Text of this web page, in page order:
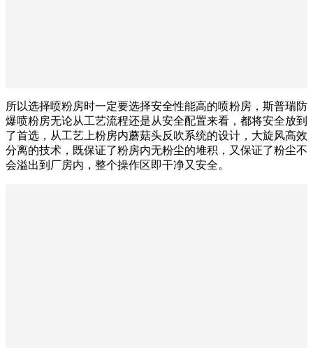
所以选择喷粉房时一定要选择安全性能高的喷粉房，斯普瑞防
爆喷粉房无论从工艺流程还是从安全配置来看，都将安全放到
了首选，从工艺上粉房内蘑菇头反吹系统的设计，大旋风高效
分离的技术，既保证了粉房内无粉尘的堆积，又保证了粉尘不
会溢出到厂房内，整个操作区即干净又安全。